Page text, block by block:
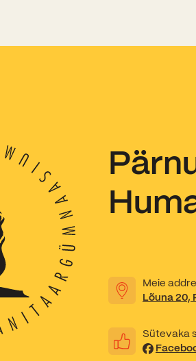
Meie
Lõuna 20,
Sütevaka